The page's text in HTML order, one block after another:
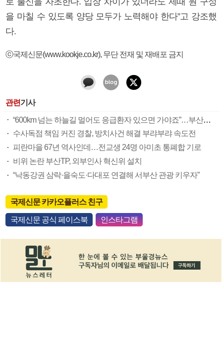
을 마칠 수 있도록 양당 모두가 노력해야 한다”고 강조했
다.
ⓒ국제신문(www.kookje.co.kr), 무단 전재 및 재배포 금지
관련기사
“600km 넘는 하늘길 멀어도 응급환자 있으면 가야죠”…부산소방항공대 활약상 눈길
수사독점 책임 커진 경찰, 방치사건 해결 부랴부랴 속도전
피란마을 67년 역사인데…전교생 24명 아미초 통폐합 기로
비위 논란 부산TP, 외부인사 혁신위 설치
“낙동강권 삼락·을숙도·다대포 연결해 서부산 관광 키우자”
국제신문 카카오플러스 친구
국제신문 공식 페이스북 인스타그램